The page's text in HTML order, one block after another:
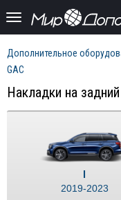
Дополнительное
GAC
Накладки на
2019-2023